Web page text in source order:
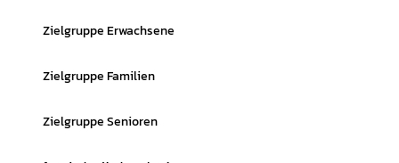
Zielgruppe Erwachsene
Zielgruppe Familien
Zielgruppe Senioren